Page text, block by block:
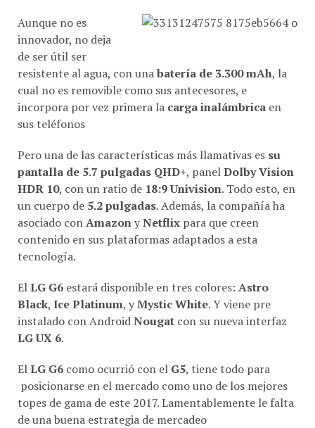
Aunque no es
innovador, no deja
de ser útil ser
resistente al agua, con una batería de 3.300 mAh, la
cual no es removible como sus antecesores, e
incorpora por vez primera la carga inalámbrica en
sus teléfonos
Pero una de las características más llamativas es su
pantalla de 5.7 pulgadas QHD+, panel Dolby Vision
HDR 10, con un ratio de 18:9 Univision. Todo esto, en
un cuerpo de 5.2 pulgadas. Además, la compañía ha
asociado con Amazon yNetflix para que creen
contenido en sus plataformas adaptados a esta
tecnología.
El LG G6 estará disponible en tres colores: Astro
Black, Ice Platinum, yMystic White. Y viene pre
instalado con Android Nougat con su nueva interfaz
LG UX 6.
El LG G6 como ocurrió con el G5, tiene todo para
posicionarse en el mercado como uno de los mejores
topes de gama de este 2017. Lamentablemente le falta
de una buena estrategia de mercadeo